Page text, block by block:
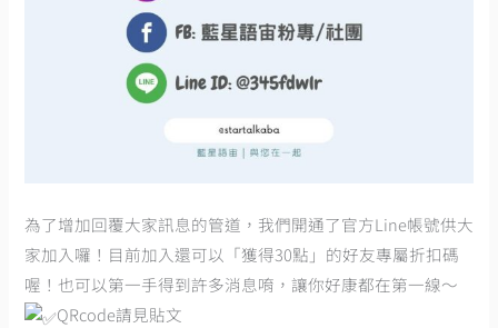
為了增加回覆大家訊息的管道，我們開通了官方Line帳號供大
家加入囉！目前加入還可以「獲得30點」的好友專屬折扣碼
喔！也可以第一手得到許多消息唷，讓你好康都在第一線～
QRcode請見貼文